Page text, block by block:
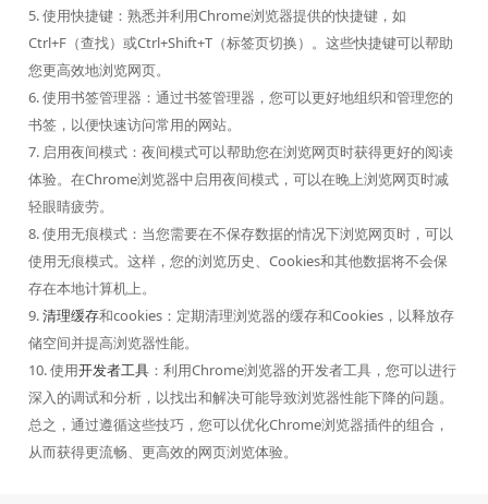
5. 使用快捷键：熟悉并利用Chrome浏览器提供的快捷键，如
Ctrl+F（查找）或Ctrl+Shift+T（标签页切换）。这些快捷键可以帮助
您更高效地浏览网页。
6. 使用书签管理器：通过书签管理器，您可以更好地组织和管理您的
书签，以便快速访问常用的网站。
7. 启用夜间模式：夜间模式可以帮助您在浏览网页时获得更好的阅读
体验。在Chrome浏览器中启用夜间模式，可以在晚上浏览网页时减
轻眼睛疲劳。
8. 使用无痕模式：当您需要在不保存数据的情况下浏览网页时，可以
使用无痕模式。这样，您的浏览历史、Cookies和其他数据将不会保
存在本地计算机上。
9.清理缓存和cookies：定期清理浏览器的缓存和Cookies，以释放存
储空间并提高浏览器性能。
10. 使用开发者工具：利用Chrome浏览器的开发者工具，您可以进行
深入的调试和分析，以找出和解决可能导致浏览器性能下降的问题。
总之，通过遵循这些技巧，您可以优化Chrome浏览器插件的组合，
从而获得更流畅、更高效的网页浏览体验。